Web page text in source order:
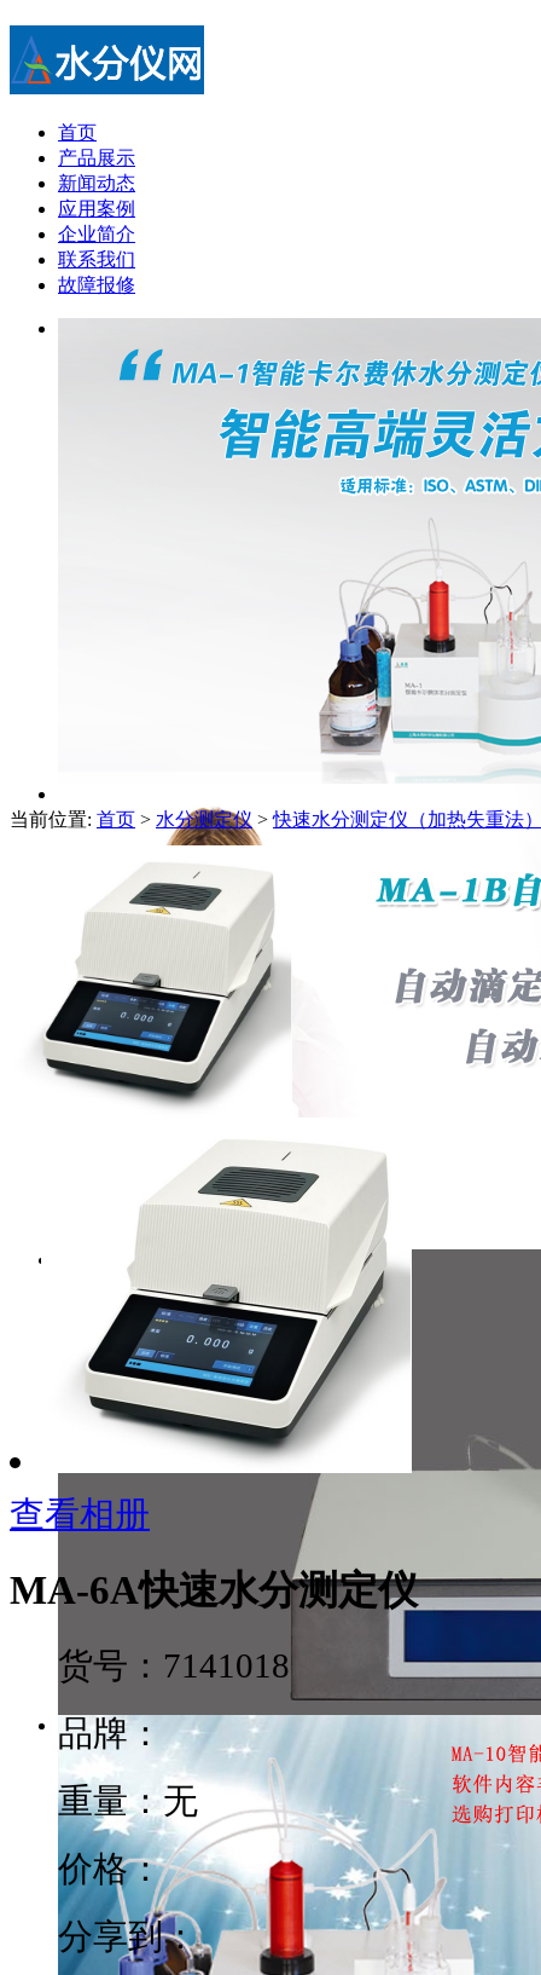
首页
产品展示
新闻动态
应用案例
企业简介
联系我们
故障报修
当前位置: 首页 > 水分测定仪 >快速水分测定仪（加热失重法
查看相册
MA-6A快速水分测定仪
货号： 7141018
品牌：
重量：无
价格：
分享到：